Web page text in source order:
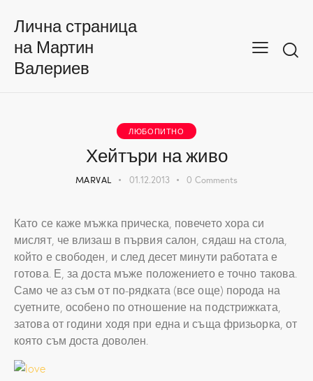
Лична страница
на Мартин
Валериев
ЛЮБОПИТНО
Хейтъри на живо
MARVAL 01.12.2013 0 Comments
Като се каже мъжка прическа, повечето хора си
мислят, че влизаш в първия салон, сядаш на стола,
който е свободен, и след десет минути работата е
готова. Е, за доста мъже положението е точно такова.
Само че аз съм от по-рядката (все още) порода на
суетните, особено по отношение на подстрижката,
затова от години ходя при една и съща фризьорка, от
която съм доста доволен.